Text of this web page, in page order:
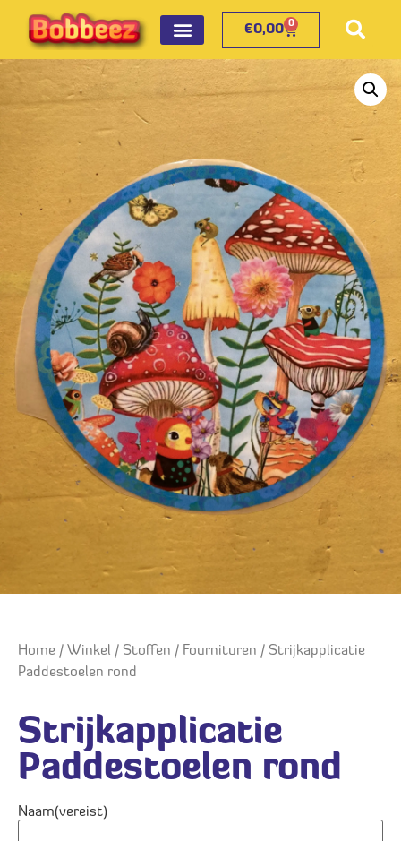
€0,00 0
Home / Winkel / Stoffen / Fournituren / Strijkapplicatie
Paddestoelen rond
Strijkapplicatie
Paddestoelen rond
Naam(vereist)